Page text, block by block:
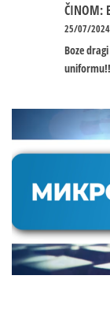
ČINOM:
25/07/2024
Boze